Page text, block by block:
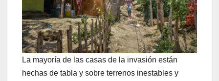
La mayoría de las casas de la invasión están
hechas de tabla y sobre terrenos inestables y